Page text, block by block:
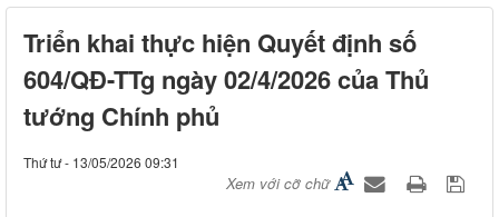
Triển khai thực hiện Quyết định số
604/QĐ-TTg ngày 02/4/2026 của Thủ
tướng Chính phủ
Thứ tư - 13/05/2026 09:31
Xem với cỡ chữ